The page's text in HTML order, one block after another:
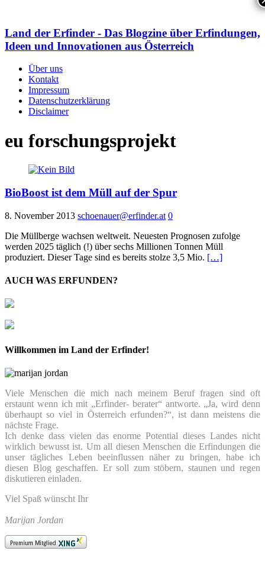
Land der Erfinder - Das Blogzine über Erfindungen,
Ideen und Innovationen aus Österreich
Über uns
Kontakt
Impressum
Datenschutzerklärung
Disclaimer
eu forschungsprojekt
BioBoost ist dem Müll auf der Spur
8. November 2013 schoenauer@erfinder.at 0
Die Müllberge wachsen weltweit. Neuesten Prognosen zufolge
werden 2025 täglich (!) über sechs Millionen Tonnen Müll
produziert. Dieser Tage sind es bereits stolze 3,5 Mio. […]
AUCH WAS ERFUNDEN?
Willkommen im Land der Erfinder!
Viele Menschen die mich nach meinem Beruf fragen sind oft
erstaunt wenn ich mit „Erfinder- berater“ antworte. „Ja, wird denn
überhaupt so viel in Österreich erfunden?“, ist dann meistens die
nächste Frage.
Ich denke dass vielen das enorme Potential dieses Landes nicht
wirklich bewusst ist. Um all diesen Menschen die Erfindungen die
unser tägliches Leben beeinflussen näher zu bringen, habe ich
diesen Blog geschaffen. Er soll zum stöbern, staunen und regen
diskutieren einladen.
Viel Spaß wünscht Ihr
Marijan Jordan